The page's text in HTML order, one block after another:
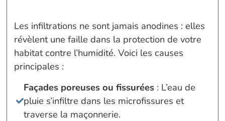
Les infiltrations ne sont jamais anodines : elles
révèlent une faille dans la protection de votre
habitat contre l’humidité. Voici les causes
principales :
Façades poreuses ou fissurées : L’eau de
pluie s’infiltre dans les microfissures et
traverse la maçonnerie.